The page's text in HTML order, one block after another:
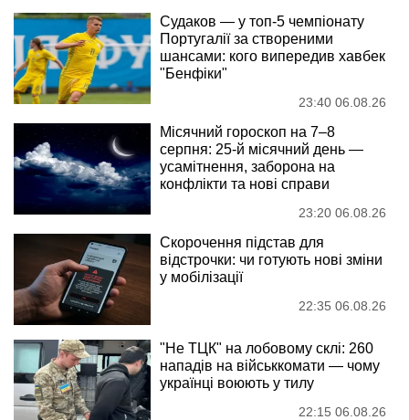
Судаков — у топ-5 чемпіонату
Португалії за створеними
шансами: кого випередив хавбек
"Бенфіки"
23:40 06.08.26
Місячний гороскоп на 7–8
серпня: 25-й місячний день —
усамітнення, заборона на
конфлікти та нові справи
23:20 06.08.26
Скорочення підстав для
відстрочки: чи готують нові зміни
у мобілізації
22:35 06.08.26
"Не ТЦК" на лобовому склі: 260
нападів на військкомати — чому
українці воюють у тилу
22:15 06.08.26